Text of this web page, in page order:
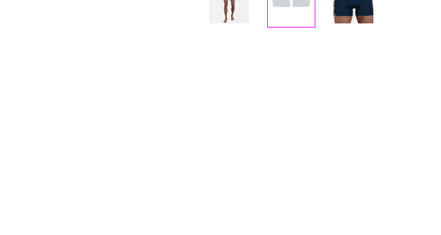
ЛАСКАВО ПРОСИМО ДО
НАС ПРИВІТНИЙ